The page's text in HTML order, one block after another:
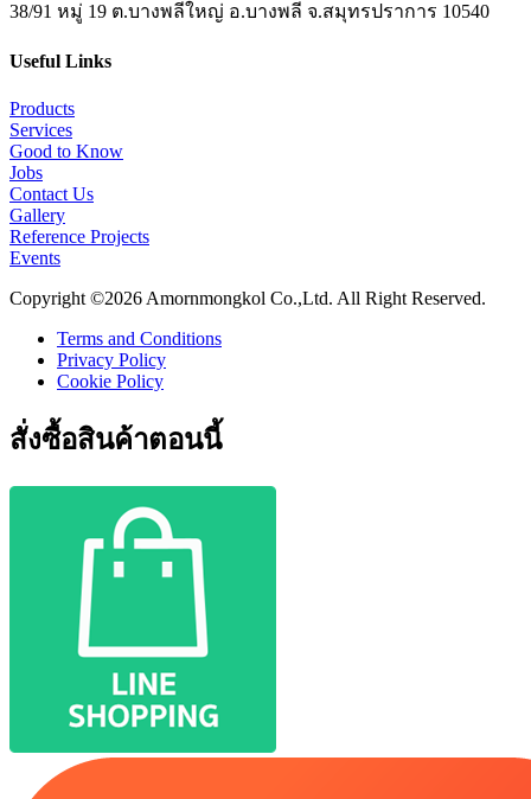
38/91 หมู่ 19 ต.บางพลีใหญ่ อ.บางพลี จ.สมุทรปราการ 10540
Useful Links
Products
Services
Good to Know
Jobs
Contact Us
Gallery
Reference Projects
Events
Copyright ©2026 Amornmongkol Co.,Ltd. All Right Reserved.
Terms and Conditions
Privacy Policy
Cookie Policy
สั่งซื้อสินค้าตอนนี้